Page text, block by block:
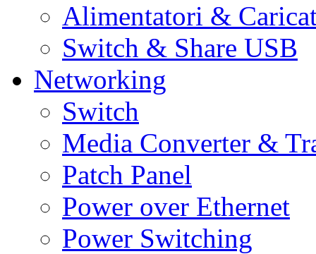
Alimentatori &
Switch & Share USB
Networking
Switch
Media Converter &
Patch Panel
Power over Ethernet
Power Switching